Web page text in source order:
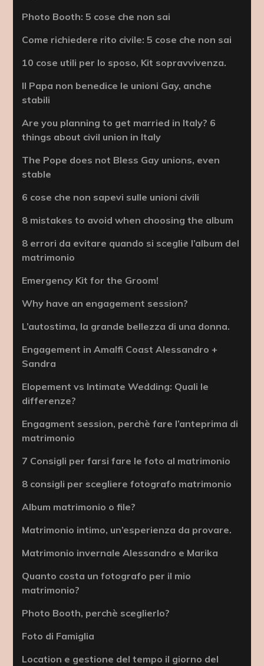
Photo Booth: 5 cose che non sai
Come richiedere rito civile: 5 cose che non sai
10 cose utili per lo sposo, Kit sopravvivenza.
Il Papa non benedice le unioni Gay, anche
stabili
Are you planning to get married in Italy? 6
things about civil union in Italy
The Pope does not Bless Gay unions, even
stable
6 cose che non sapevi sulle unioni civili
8 mistakes to avoid when choosing the album
8 errori da evitare quando si sceglie l’album del
matrimonio
Emergency Kit for the Groom!
Why have an engagement session?
L’autostima, la grande bellezza di una donna.
Engagement in Amalfi Coast Alessandro +
Sandra
Elopement vs Intimate Wedding: Quali le
differenze?
Engagment session, perchè fare l’anteprima di
matrimonio
7 Consigli per farsi fare le foto al matrimonio
8 consigli per scegliere fotografo matrimonio
Album matrimonio o file?
Matrimonio intimo, un’esperienza da provare.
Matrimonio invernale Alessandro e Marika
Quanto costa un fotografo per il mio
matrimonio?
Photo Booth, perchè sceglierlo?
Foto di Famiglia
Location e gestione del tempo il giorno del